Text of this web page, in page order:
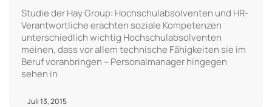
Studie der Hay Group: Hochschulabsolventen und HR-
Verantwortliche erachten soziale Kompetenzen
unterschiedlich wichtig Hochschulabsolventen
meinen, dass vor allem technische Fähigkeiten sie im
Beruf voranbringen – Personalmanager hingegen
sehen in
Juli 13, 2015